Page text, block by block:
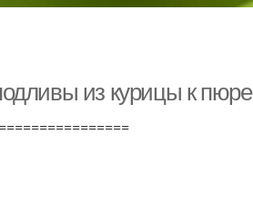
из курицы к пюре